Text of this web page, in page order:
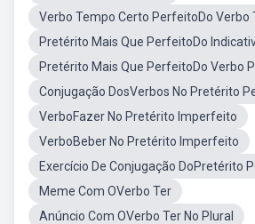
Verbo Tempo Certo PerfeitoDo Verbo
Pretérito Mais Que PerfeitoDo
Pretérito Mais Que PerfeitoDo Verbo
Conjugação DosVerbos No Pretérito
VerboFazer No Pretérito Imperfeito
VerboBeber No Pretérito Imperfeito
Exercício De Conjugação DoPretérito
Meme Com OVerbo Ter
Anúncio Com OVerbo Ter No Plural